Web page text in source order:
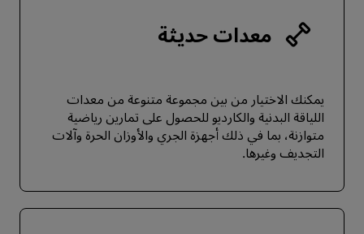
معدات حديثة
يمكنك الاختيار من بين مجموعة متنوعة من معدات
اللياقة البدنية والكارديو للحصول على تمارين رياضية
متوازنة، بما في ذلك أجهزة الجري والأوزان الحرة وآلات
التجديف وغيرها.